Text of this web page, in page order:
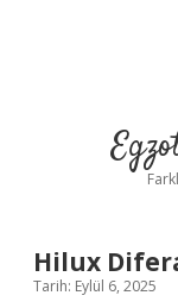
Hilux
Tarih: Eylül 6, 2025